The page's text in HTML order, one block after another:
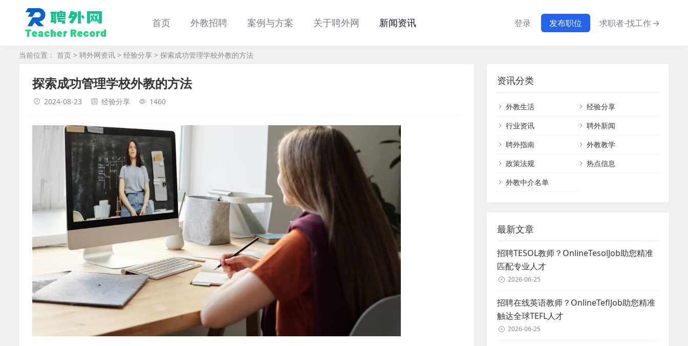
首页 外教招聘 案例与方案 关于聘外网 新闻资讯 登录 发布职位 求职者-找工作→
当前位置： 首页 > 聘外网资讯 > 经验分享 > 探索成功管理学校外教的方法
探索成功管理学校外教的方法
2024-08-23 经验分享 1460
资讯分类
外教生活
经验分享
行业资讯
聘外新闻
聘外指南
外教教学
政策法规
热点信息
外教中介名单
最新文章
招聘TESOL教师？OnlineTesolJob助您精准
匹配专业人才
2026-06-25
招聘在线英语教师？OnlineTeflJob助您精准
触达全球TEFL人才
2026-06-25